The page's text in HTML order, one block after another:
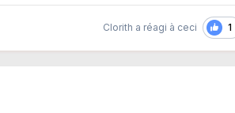
Clorith a réagi à ceci 1